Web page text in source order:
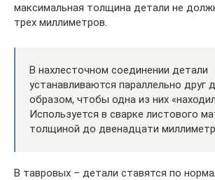
максимальная толщина детали не
трех миллиметров.
В нахлесточном соединении детали
устанавливаются параллельно друг
образом, чтобы одна из них
Используется в сварке листового
толщиной до двенадцати
В тавровых – детали ставятся по